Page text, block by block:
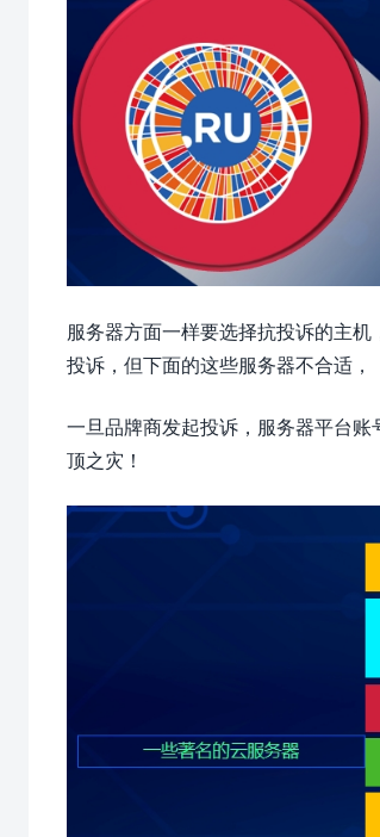
服务器方面一样要选择抗投诉的主
投诉，但下面的这些服务器不合适，
一旦品牌商发起投诉，服务器平台
顶之灾！